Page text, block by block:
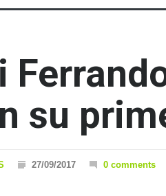
su
27/09/2017 0 comments